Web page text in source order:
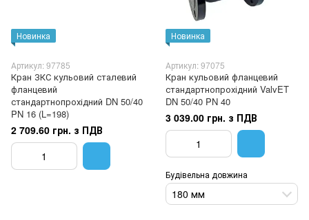
Новинка
Артикул: 97785
Кран ЗКС кульовий сталевий
фланцевий
стандартнопрохідний DN 50/40
PN 16 (L=198)
2 709.60 грн. з ПДВ
Новинка
Артикул: 97075
Кран кульовий фланцевий
стандартнопрохідний ValvET
DN 50/40 PN 40
3 039.00 грн. з ПДВ
Будівельна довжина
180 мм